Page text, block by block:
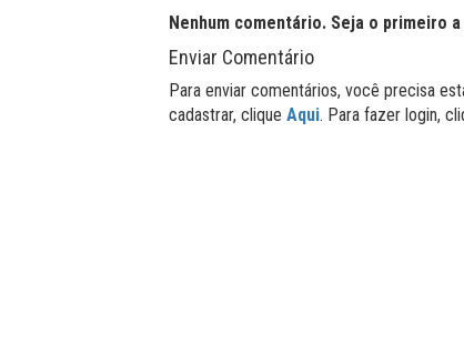
Nenhum comentário. Seja o primeiro
Enviar Comentário
Para enviar comentários, você precisa
cadastrar, clique Aqui. Para fazer login,